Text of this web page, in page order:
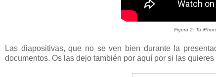
Figura 2: Tu
Las diapositivas, que no se ven bien durante la
documentos. Os las dejo también por aquí por si las